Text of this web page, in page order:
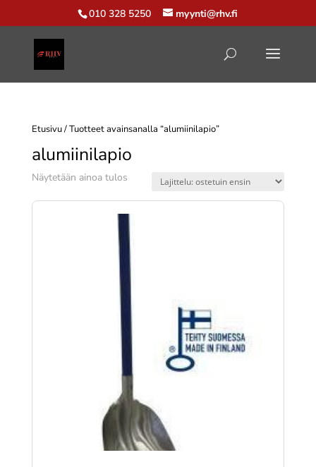
010 328 5250 myynti@rhv.fi
Etusivu/ Tuotteet avainsanalla “alumiinilapio”
alumiinilapio
Näytetään ainoa tulos